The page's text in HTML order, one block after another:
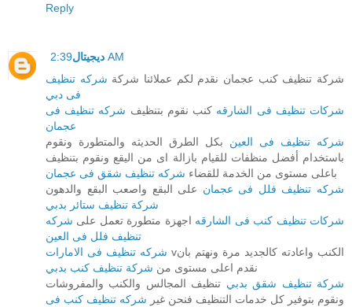
Reply
ديجيتال 2:39 AM
شركة تنظيف كنب عجمان نقدم لكم عملائنا شركة شركه تنظيف
فى دبي
شركات تنظيف فى الشارقه كنب نقوم بتنظيف شركه تنظيف فى
عجمان
شركه تنظيف فى العين بكل الطرق الحديثه والمتطورة ونقوم
باستخدام أفضل منظفات للقيام بازالة اى من اليقع ونقوم بتنظيف
باعلى مستوى من الخدمة للقضاء شركه تنظيف شقق فى عجمان
شركه تنظيف فلل فى عجمان على البقع واصعب البقع والدهون
شركة تنظيف ستائر بدبي
شركات تنظيف كنب فى الشارقه اجهزة متطورة تعمل على شركه
تنظيف فلل فى العين
شركه تنظيف فى الامارات vالكنب واعادته كالجديد مرة ونهتم بان
نقدم اعلى مستوى من شركة تنظيف كنب بدبي
شركة تنظيف شقق بدبي تنظيف المجالس والكنب والمفروشات
ونقوم بتوفير كل خدمات التنظيف فنحن غير شركه تنظيف كنب فى